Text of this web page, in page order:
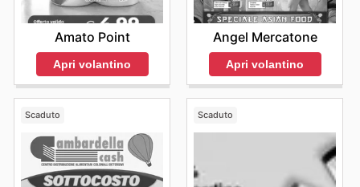
Amato Point
Apri volantino
Angel Mercatone
Apri volantino
Scaduto Scaduto